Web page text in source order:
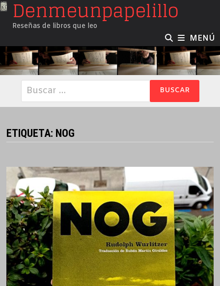
SaltarDenmeunpapelillo
Reseñas de libros que leo
MENÚ
Buscar:
ETIQUETA: NOG